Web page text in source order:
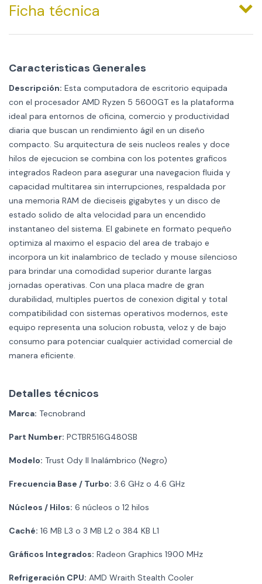
Ficha técnica
Caracteristicas Generales
Descripción: Esta computadora de escritorio equipada
con el procesador AMD Ryzen 5 5600GT es la plataforma
ideal para entornos de oficina, comercio y productividad
diaria que buscan un rendimiento ágil en un diseño
compacto. Su arquitectura de seis nucleos reales y doce
hilos de ejecucion se combina con los potentes graficos
integrados Radeon para asegurar una navegacion fluida y
capacidad multitarea sin interrupciones, respaldada por
una memoria RAM de dieciseis gigabytes y un disco de
estado solido de alta velocidad para un encendido
instantaneo del sistema. El gabinete en formato pequeño
optimiza al maximo el espacio del area de trabajo e
incorpora un kit inalambrico de teclado y mouse silencioso
para brindar una comodidad superior durante largas
jornadas operativas. Con una placa madre de gran
durabilidad, multiples puertos de conexion digital y total
compatibilidad con sistemas operativos modernos, este
equipo representa una solucion robusta, veloz y de bajo
consumo para potenciar cualquier actividad comercial de
manera eficiente.
Detalles técnicos
Marca: Tecnobrand
Part Number: PCTBR516G480SB
Modelo: Trust Ody II Inalámbrico (Negro)
Frecuencia Base / Turbo: 3.6 GHz o 4.6 GHz
Núcleos / Hilos: 6 núcleos o 12 hilos
Caché: 16 MB L3 o 3 MB L2 o 384 KB L1
Gráficos Integrados: Radeon Graphics 1900 MHz
Refrigeración CPU: AMD Wraith Stealth Cooler